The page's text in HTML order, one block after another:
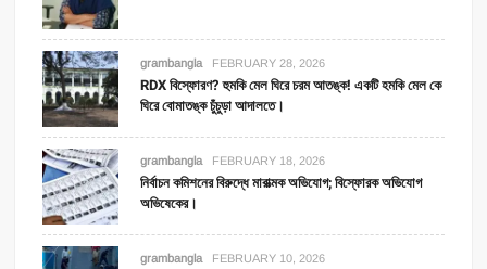
grambangla FEBRUARY 28, 2026
RDX বিস্ফোরণ? হুমকি মেল ঘিরে চরম আতঙ্ক! একটি হমকি মেল কে
ঘিরে বোমাতঙ্ক চুঁচুড়া আদালতে।
grambangla FEBRUARY 18, 2026
নির্বাচন কমিশনের বিরুদ্ধে মারাত্মক অভিযোগ; বিস্ফোরক অভিযোগ
অভিষেকের।
grambangla FEBRUARY 10, 2026